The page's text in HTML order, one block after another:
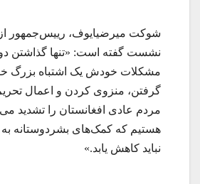
شوکت میرضیایوف، رییس‌جمهور
نشست گفته است: «تنها گذاشتن
مشکلات خودش یک اشتباه بزرگ
گرفتن، منزوی کردن و اعمال
مردم عادی افغانستان را تشدید
هستیم که کمک‌های بشردوستانه به
نباید کاهش یابد.»